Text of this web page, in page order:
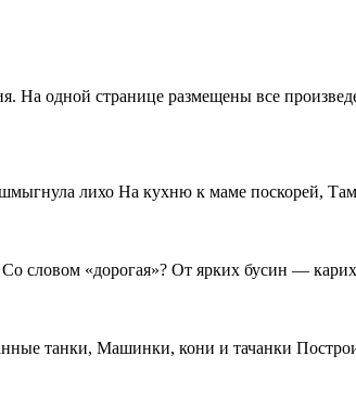
одной странице размещены все
лихо На кухню к маме поскорей,
словом «дорогая»? От ярких бусин —
танки, Машинки, кони и тачанки